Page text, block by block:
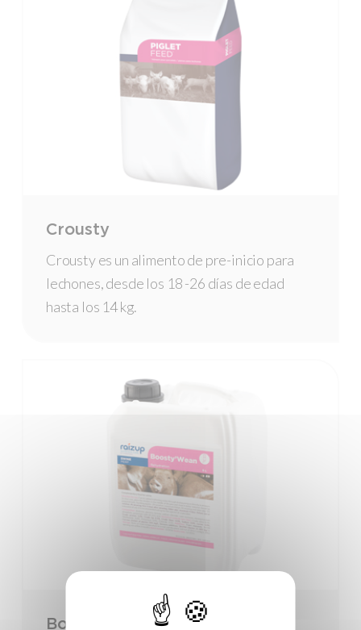
Crousty
Crousty es un alimento de pre-inicio para
lechones, desde los 18 -26 días de edad
hasta los 14 kg.
Boosty’Wean